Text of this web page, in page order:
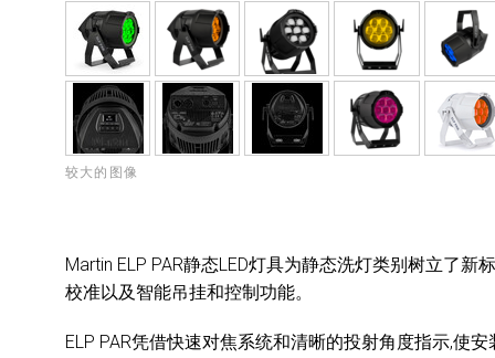
较大的图像
Martin ELP PAR静态LED灯具为静态洗灯类别树立了
校准以及智能吊挂和控制功能。
ELP PAR凭借快速对焦系统和清晰的投射角度指示,使